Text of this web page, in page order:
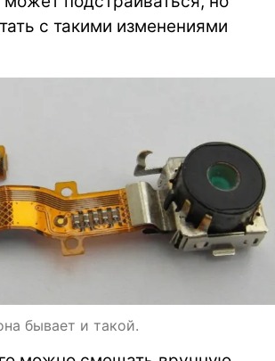
с такими изменениями
бывает и такой.